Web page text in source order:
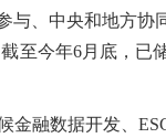
、中央和地方协
至今年6月底，已
融数据开发、